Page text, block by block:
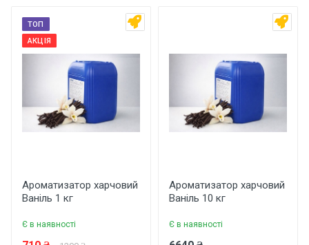
Основні характеристики
Бренд
Країна виробник
Україна
Відгуки про товар поки що відсутні.
Написати відгук
Рейтинг
Ваше ім'я
ТОП
АКЦІЯ
Ароматизатор харчовий
Ваніль 1 кг
Є в наявності
Ароматизатор харчовий
Ваніль 10 кг
Є в наявності